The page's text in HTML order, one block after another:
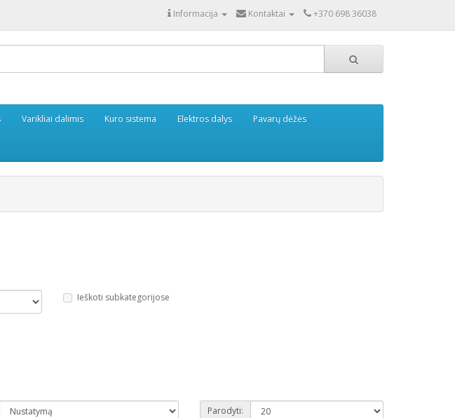
Informacija Kontaktai +370 698 36038
Varikliai dalimis Kuro sistema Elektros dalys Pavarų dėžės
Ieškoti subkategorijose
Parodyti: